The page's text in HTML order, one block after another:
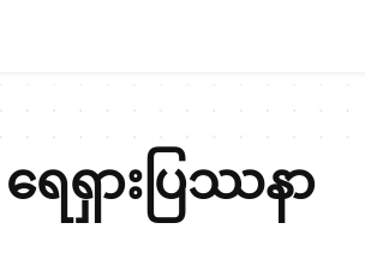
ရေရှားပြဿနာ